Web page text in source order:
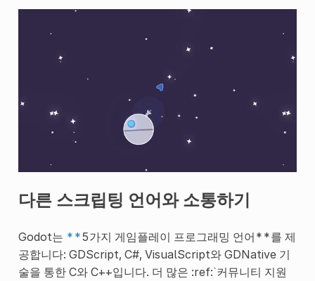
다른 스크립팅 언어와 소통하기
Godot는 **5가지 게임플레이 프로그래밍 언어**를 제
공합니다: GDScript, C#, VisualScript와 GDNative 기
술을 통한 C와 C++입니다. 더 많은 :ref:`커뮤니티 지원